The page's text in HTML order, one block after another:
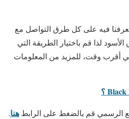
تعرفنا فيه على كل طرق التواصل مع
لذا قم باختيار الطريقة التي
أقرب وقت، للمزيد من المعلومات
الرسمي قم بالضغط على الرابط هنا.